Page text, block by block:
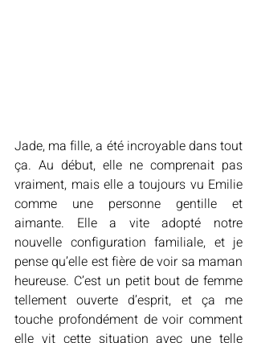
Jade, ma fille, a été incroyable dans tout
ça. Au début, elle ne comprenait pas
vraiment, mais elle a toujours vu Emilie
comme une personne gentille et
aimante. Elle a vite adopté notre
nouvelle configuration familiale, et je
pense qu’elle est fière de voir sa maman
heureuse. C’est un petit bout de femme
tellement ouverte d’esprit, et ça me
touche profondément de voir comment
elle vit cette situation avec une telle